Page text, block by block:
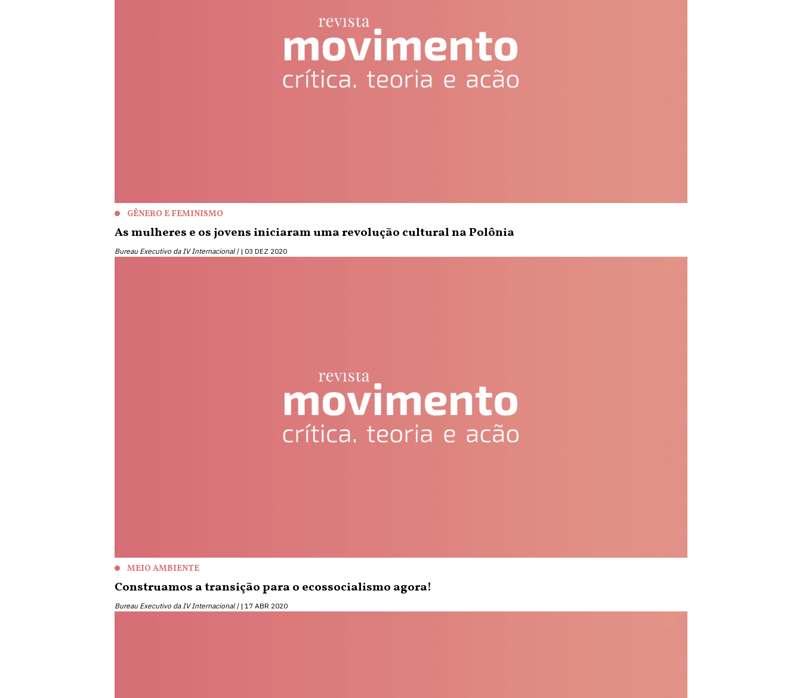
GÊNERO E FEMINISMO
As mulheres e os jovens iniciaram uma revolução cultural na Polônia
Bureau Executivo da IV Internacional | 03 DEZ 2020
MEIO AMBIENTE
Construamos a transição para o ecossocialismo agora!
Bureau Executivo da IV Internacional | 17 ABR 2020